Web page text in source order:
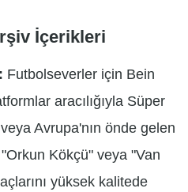
İçerikleri
Futbolseverler için Bein
aracılığıyla Süper
Avrupa'nın önde gelen
Kökçü" veya "Van
yüksek kalitede